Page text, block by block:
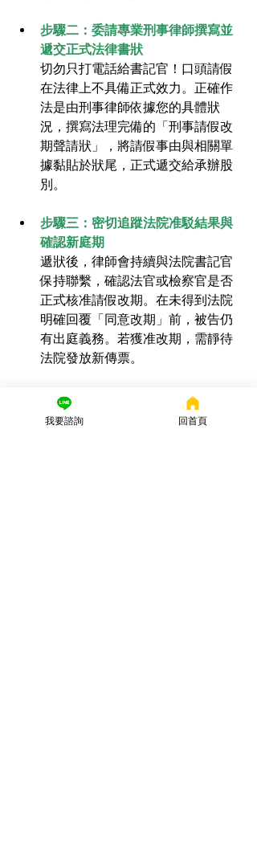
步驟二：委請專業刑事律師撰寫並
遞交正式法律書狀
切勿只打電話給書記官！口頭請假
在法律上不具備正式效力。正確作
法是由刑事律師依據您的具體狀
況，撰寫法理完備的「刑事請假改
期聲請狀」，將請假事由與相關單
據黏貼於狀尾，正式遞交給承辦股
別。
步驟三：密切追蹤法院准駁結果與
確認新庭期
遞狀後，律師會持續與法院書記官
保持聯繫，確認法官或檢察官是否
正式核准請假改期。在未得到法院
明確回覆「同意改期」前，被告仍
有出庭義務。若獲准改期，需靜待
法院發放新傳票。
【律師實務建議】
許多當事人常以為
「工作太忙、走不開」或是「家中有
事」可以成為請假理由，這在刑事實務
我要諮詢 回首頁